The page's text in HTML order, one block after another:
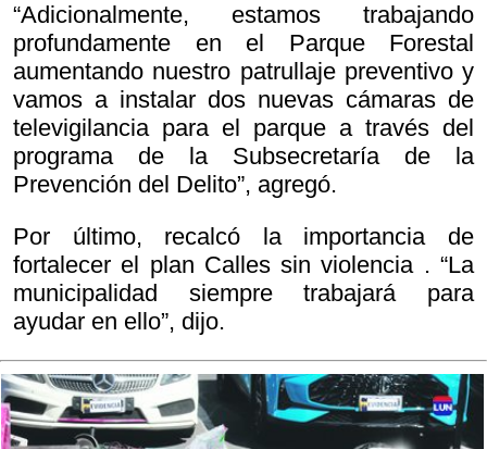
“Adicionalmente, estamos trabajando
profundamente en el Parque Forestal
aumentando nuestro patrullaje preventivo y
vamos a instalar dos nuevas cámaras de
televigilancia para el parque a través del
programa de la Subsecretaría de la
Prevención del Delito”, agregó.
Por último, recalcó la importancia de
fortalecer el plan Calles sin violencia . “La
municipalidad siempre trabajará para
ayudar en ello”, dijo.